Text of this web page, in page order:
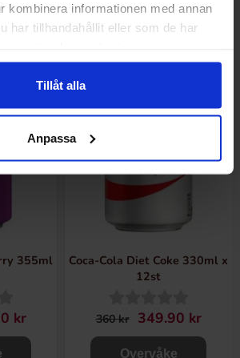
kombinera informationen med annan
har tillhandahållit eller som de har
Tillåt alla
Anpassa
Kjøp
355ml
kr
-3%
Coca-Cola Diet Coke 330ml x
12st
360 kr 349.90 kr
Overvåke